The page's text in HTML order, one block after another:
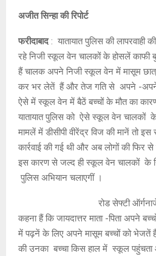
अजीत सिन्हा की रिपोर्ट
फरीदाबाद: यातायात पुलिस की
रहे निजी स्कूल वेन चालकों के होसलें काफी
हैं चालक अपने निजी स्कूल वेन में मासूम
कर भर लेतें हैं और तेज गति से अपने -अपने
ऐसे में स्कूल वेन में बैठें बच्चों के मौत का
यातायात पुलिस को ऐसे स्कूल वेन
मामलें में डीसीपी वीरेंद्र विज की मानें तो
कार्रवाई की गई थी और अब लोगों की फिर
इस कारण से जल्द ही स्कूल वेन चालकों के
पुलिस अभियान चलाएगीं ।
रोड सेफ्टी ऑर्गनाजेशन के
कहना हैं कि जायदात्तर माता -पिता अपने
में पढ़नें के लिए अपने मासूम बच्चों को भेजतें
की उनका बच्चा किस हाल में स्कूल पहुंचता